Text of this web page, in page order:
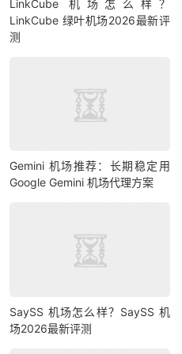
LinkCube 机场怎么样？
LinkCube 绿叶机场2026最新评
测
Gemini 机场推荐：长期稳定用
Google Gemini 机场代理方案
SaySS 机场怎么样？SaySS 机
场2026最新评测